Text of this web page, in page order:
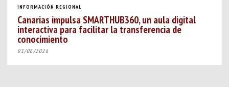
INFORMACIÓN REGIONAL
Canarias impulsa SMARTHUB360, un aula digital
interactiva para facilitar la transferencia de
conocimiento
01/06/2026